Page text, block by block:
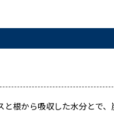
根から吸収した水分とで